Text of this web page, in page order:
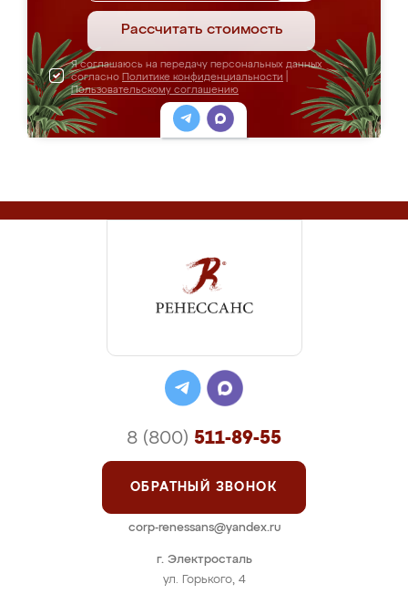
Рассчитать стоимость
Я соглашаюсь на передачу персональных данных
согласно Политике конфиденциальности
Пользовательскому соглашению
г. Электросталь
ул. Горького, 4
8 (800) 511-89-55
ОБРАТНЫЙ ЗВОНОК
corp-renessans@yandex.ru